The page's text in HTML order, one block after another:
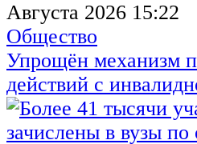
Августа 2026 15:22
Общество
Упрощён механизм
действий с